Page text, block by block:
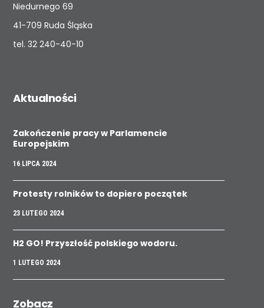
Niedurnego 69
41-709 Ruda Śląska
tel.32 240-40-10
Aktualności
Zakończenie pracy w Parlamencie
Europejskim
16 LIPCA 2024
Protesty rolników to dopiero początek
23 LUTEGO 2024
H2 GO! Przyszłość polskiego wodoru.
1 LUTEGO 2024
Zobacz